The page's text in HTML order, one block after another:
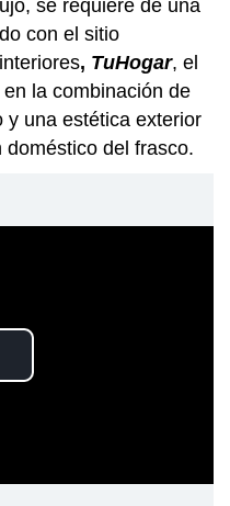
se requiere de una
con el sitio
, TuHogar, el
la combinación de
y una estética exterior
del frasco.